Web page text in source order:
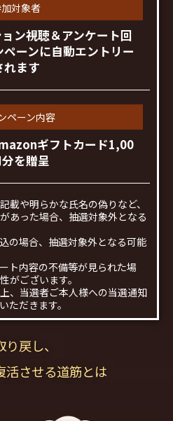
対象者
ン視聴＆アンケート回
ーンに自動エントリー
れます
ペーン内容
ギフトカード1,00
を贈呈
や明らかな氏名の偽りなど、
あった場合、抽選対象外となる
の場合、抽選対象外となる可能
ト内容の不備等が見られた場
がございます。
、当選者ご本人様への当選通知
ただきます。
戻し、
活させる道筋とは